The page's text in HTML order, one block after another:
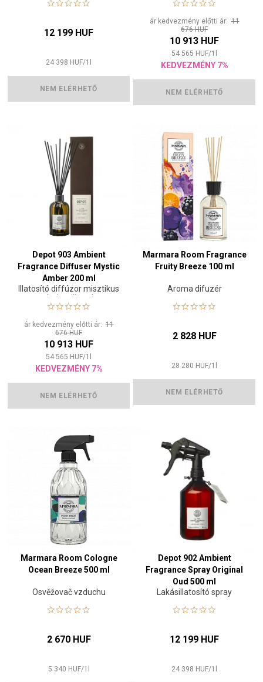
12 199 HUF
24 398 HUF/1
NEM ELÉRHETŐ
ár kedvezmény előtti ár:11
676 HUF
10 913 HUF
54 565 HUF/1
KEDVEZMÉNY 7%
NEM ELÉRHETŐ
Depot 903 Ambient
Fragrance Diffuser Mystic
Amber 200 ml
Illatosító diffúzor misztikus
ámbra illattal
ár kedvezmény előtti ár:11
676 HUF
10 913 HUF
54 565 HUF/1
KEDVEZMÉNY 7%
NEM ELÉRHETŐ
Marmara Room Fragrance
Fruity Breeze 100 ml
Aroma difuzér
2 828 HUF
28 280 HUF/1
NEM ELÉRHETŐ
Marmara Room Cologne
Ocean Breeze 500 ml
Osvěžovač vzduchu
2 670 HUF
5 340 HUF/1
Depot 902 Ambient
Fragrance Spray Original
Oud 500 ml
Lakásillatosító spray
12 199 HUF
24 398 HUF/1